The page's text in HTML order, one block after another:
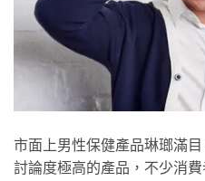
市面上男性保健產品琳瑯滿
討論度極高的產品，不少消